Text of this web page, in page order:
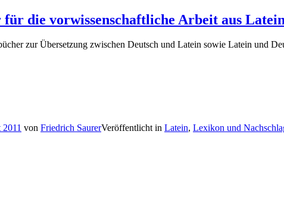
die vorwissenschaftliche Arbeit aus Latein
zur Übersetzung zwischen Deutsch und Latein sowie Latein und
2011 von Friedrich SaurerVeröffentlicht in Latein, Lexikon und